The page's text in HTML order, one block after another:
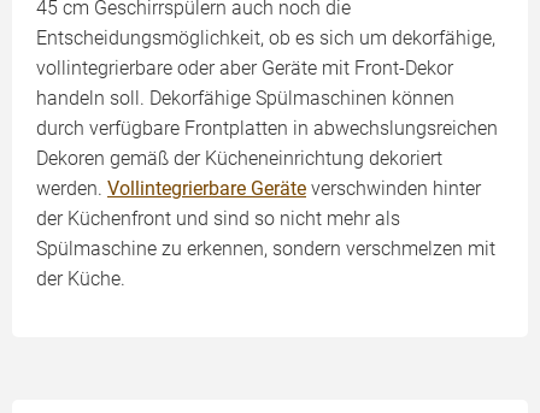
45 cm Geschirrspülern auch noch die
Entscheidungsmöglichkeit, ob es sich um dekorfähige,
vollintegrierbare oder aber Geräte mit Front-Dekor
handeln soll. Dekorfähige Spülmaschinen können
durch verfügbare Frontplatten in abwechslungsreichen
Dekoren gemäß der Kücheneinrichtung dekoriert
werden. Vollintegrierbare Geräte verschwinden hinter
der Küchenfront und sind so nicht mehr als
Spülmaschine zu erkennen, sondern verschmelzen mit
der Küche.